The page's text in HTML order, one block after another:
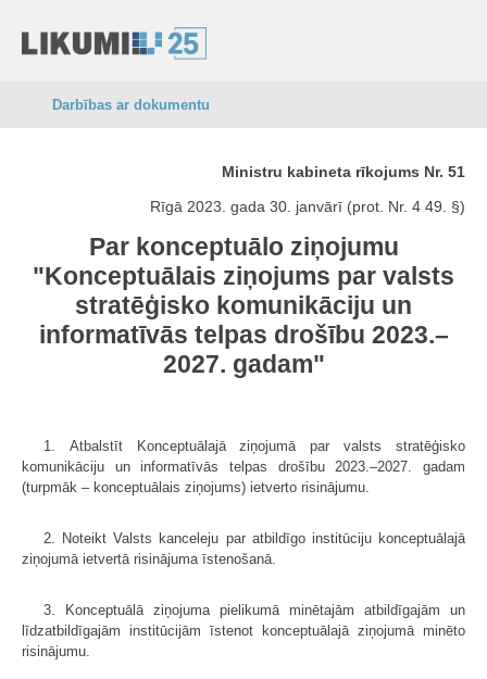
Darbības ar dokumentu
Ministru kabineta rīkojums Nr. 51
Rīgā 2023. gada 30. janvārī (prot. Nr. 4 49. §)
Par konceptuālo ziņojumu
"Konceptuālais ziņojums par valsts
stratēģisko komunikāciju un
informatīvās telpas drošību 2023.–
2027. gadam"
1. Atbalstīt Konceptuālajā ziņojumā par valsts stratēģisko
komunikāciju un informatīvās telpas drošību 2023.–2027. gadam
(turpmāk – konceptuālais ziņojums) ietverto risinājumu.
2. Noteikt Valsts kanceleju par atbildīgo institūciju konceptuālajā
ziņojumā ietvertā risinājuma īstenošanā.
3. Konceptuālā ziņojuma pielikumā minētajām atbildīgajām un
līdzatbildīgajām institūcijām īstenot konceptuālajā ziņojumā minēto
risinājumu.